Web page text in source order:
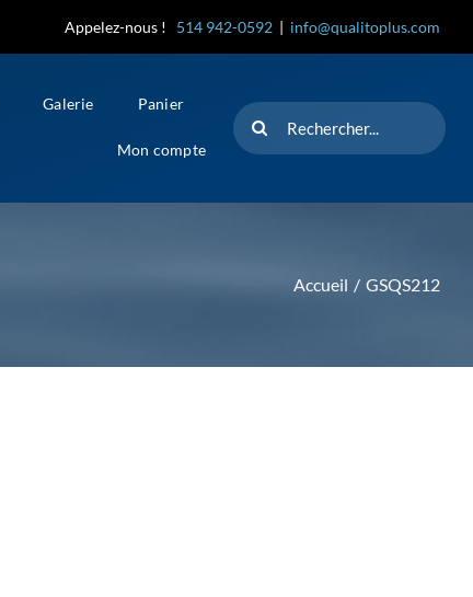
Appelez-nous ! 514 942-0592 | info@qualitoplus.com
Galerie Panier
Mon compte
Rechercher
Accueil GSQS212